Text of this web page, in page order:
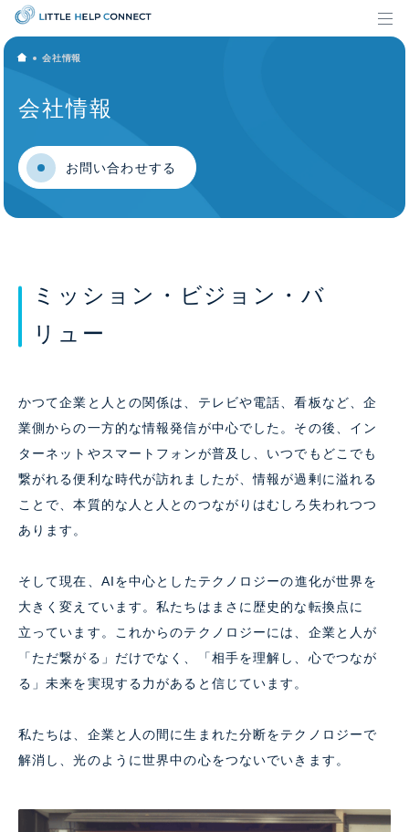
会社情報
会社情報
お問い合わせする
ミッション・ビジョン・バ
リュー
かつて企業と人との関係は、テレビや電話、看板など、企
業側からの一方的な情報発信が中心でした。その後、イン
ターネットやスマートフォンが普及し、いつでもどこでも
繋がれる便利な時代が訪れましたが、情報が過剰に溢れる
ことで、本質的な人と人とのつながりはむしろ失われつつ
あります。
そして現在、AIを中心としたテクノロジーの進化が世界を
大きく変えています。私たちはまさに歴史的な転換点に
立っています。これからのテクノロジーには、企業と人が
「ただ繋がる」だけでなく、「相手を理解し、心でつなが
る」未来を実現する力があると信じています。
私たちは、企業と人の間に生まれた分断をテクノロジーで
解消し、光のように世界中の心をつないでいきます。